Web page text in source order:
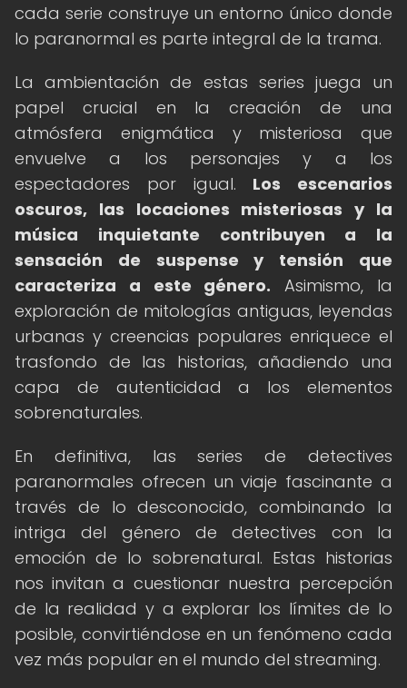
cada serie construye un entorno único donde
lo paranormal es parte integral de la trama.
La ambientación de estas series juega un
papel crucial en la creación de una
atmósfera enigmática y misteriosa que
envuelve a los personajes y a los
espectadores por igual. Los escenarios
oscuros, las locaciones misteriosas y la
música inquietante contribuyen a la
sensación de suspense y tensión que
caracteriza a este género. Asimismo, la
exploración de mitologías antiguas, leyendas
urbanas y creencias populares enriquece el
trasfondo de las historias, añadiendo una
capa de autenticidad a los elementos
sobrenaturales.
En definitiva, las series de detectives
paranormales ofrecen un viaje fascinante a
través de lo desconocido, combinando la
intriga del género de detectives con la
emoción de lo sobrenatural. Estas historias
nos invitan a cuestionar nuestra percepción
de la realidad y a explorar los límites de lo
posible, convirtiéndose en un fenómeno cada
vez más popular en el mundo del streaming.